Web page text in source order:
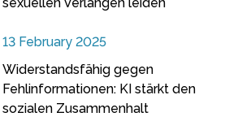
13 February 2025
Widerstandsfähig gegen
Fehlinformationen: KI stärkt den
sozialen Zusammenhalt